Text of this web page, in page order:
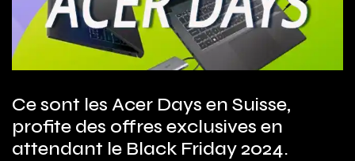
Ce sont les Acer Days en Suisse,
profite des offres exclusives en
attendant le Black Friday 2024.